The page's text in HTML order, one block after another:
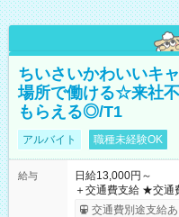
ちいさいかわいいキ
場所で働ける☆来社
もらえる◎/T1
アルバイト 職種未経験OK
給与
日給13,000円～
＋交通費支給 ★交通費全額支給！ ┗案件により規定あり ★日払
いOK！（規定あり
交通費別途支給あ